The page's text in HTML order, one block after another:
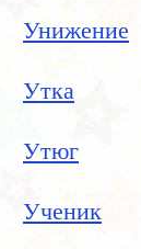
Унижение
Утка
Утюг
Ученик